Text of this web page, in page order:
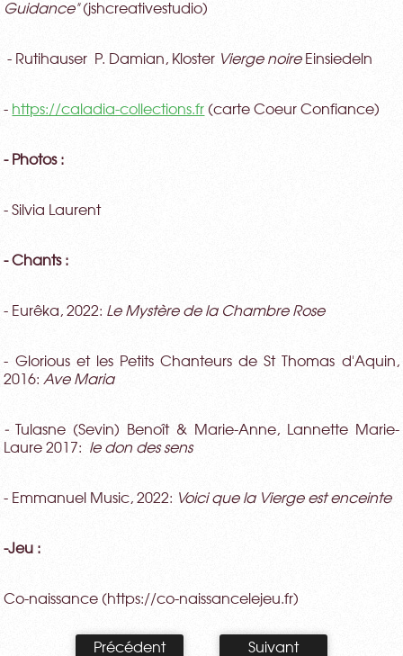
Guidance"(jshcreativestudio)
- Rutihauser P. Damian, Kloster Vierge noireEinsiedeln
- https://caladia-collections.fr (carte Coeur Confiance)
- Photos :
- Silvia Laurent
- Chants :
- Eurêka, 2022: Le Mystère de la Chambre Rose
- Glorious et les Petits Chanteurs de St Thomas d'Aquin,
2016: Ave Maria
-Tulasne (Sevin) Benoît & Marie-Anne, Lannette Marie-
Laure 2017: le don des sens
- Emmanuel Music, 2022: Voici que la Vierge est enceinte
-Jeu :
Co-naissance (https://co-naissancelejeu.fr)
Précédent Suivant